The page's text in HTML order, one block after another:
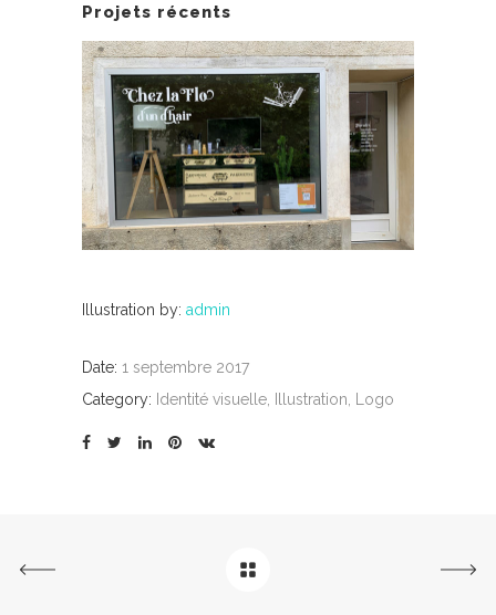
Projets récents
AUTOCOLLANTS DE VITRINE
POUR LE SALON CHEZ LA
FLO D’UN D’HAIR
Identité visuelle |Illustration | Logo
Illustration by: admin
Date: 1 septembre 2017
Category: Identité visuelle, Illustration, Logo